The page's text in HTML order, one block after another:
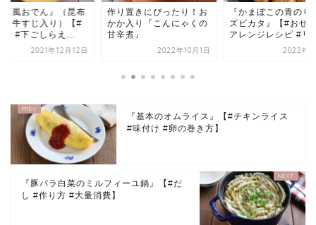
置きにぴったり！お
入り『こんにゃくの
煮』
2022年10月1日
『かまぼこの青のりチー
ズピカタ』【#おせち #
アレンジレシピ #リ...
2022年1月6日
『きざみ昆布とさ
げの煮物』のレシピ
2023年4
『基本のオムライス』【#チキンライス
#味付け #卵の巻き方】
『豚バラ白菜のミルフィーユ鍋』【#だ
し #作り方 #大量消費】